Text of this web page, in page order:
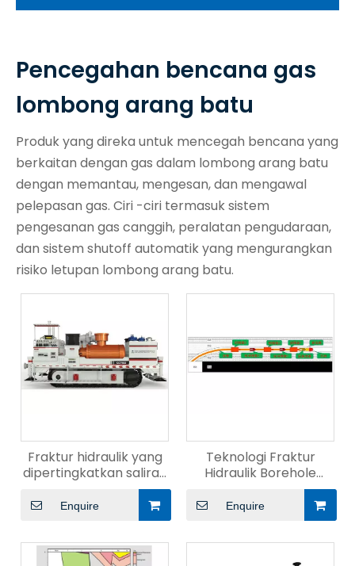
Pencegahan bencana gas
lombong arang batu
Produk yang direka untuk mencegah bencana yang
berkaitan dengan gas dalam lombong arang batu
dengan memantau, mengesan, dan mengawal
pelepasan gas. Ciri -ciri termasuk sistem
pengesanan gas canggih, peralatan pengudaraan,
dan sistem shutoff automatik yang mengurangkan
risiko letupan lombong arang batu.
Fraktur hidraulik yang
dipertingkatkan saliran
Enquire
Teknologi Fraktur
Hidraulik Borehole
Panjang Berarah
Panjang
Enquire